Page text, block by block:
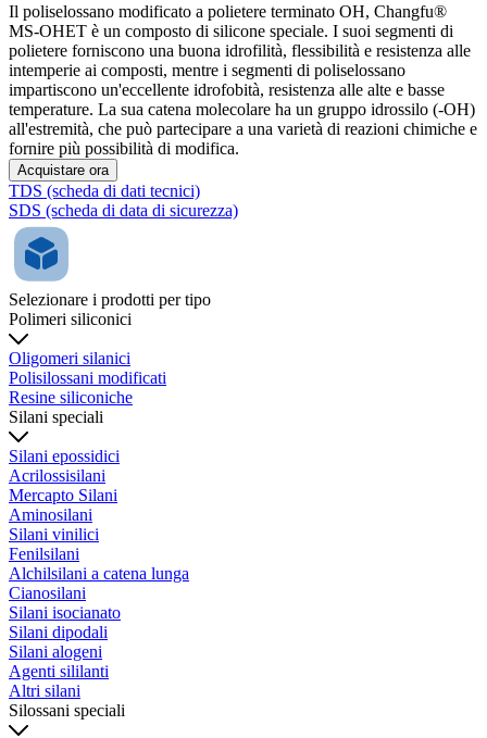
Il poliselossano modificato a polietere terminato OH, Changfu®
MS-OHET è un composto di silicone speciale. I suoi segmenti di
polietere forniscono una buona idrofilità, flessibilità e resistenza alle
intemperie ai composti, mentre i segmenti di poliselossano
impartiscono un'eccellente idrofobità, resistenza alle alte e basse
temperature. La sua catena molecolare ha un gruppo idrossilo (-OH)
all'estremità, che può partecipare a una varietà di reazioni chimiche e
fornire più possibilità di modifica.
Acquistare ora
TDS (scheda di dati tecnici)
SDS (scheda di data di sicurezza)
Selezionare i prodotti per tipo
Polimeri siliconici
Oligomeri silanici
Polisilossani modificati
Resine siliconiche
Silani speciali
Silani epossidici
Acrilossisilani
Mercapto Silani
Aminosilani
Silani vinilici
Fenilsilani
Alchilsilani a catena lunga
Cianosilani
Silani isocianato
Silani dipodali
Silani alogeni
Agenti sililanti
Altri silani
Silossani speciali